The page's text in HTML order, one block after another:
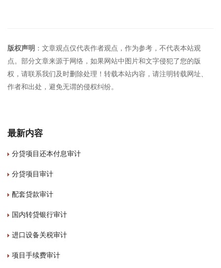
版权声明 ：文章观点仅代表作者观点，作为参考，不代表本站观
点。部分文章来源于网络，如果网站中图片和文字侵犯了您的版
权，请联系我们及时删除处理！转载本站内容，请注明转载网址、
作者和出处，避免无谓的侵权纠纷。
最新内容
分贷项目还本付息审计
分贷项目审计
配套贷款审计
国内转贷银行审计
进口设备关税审计
项目手续费审计